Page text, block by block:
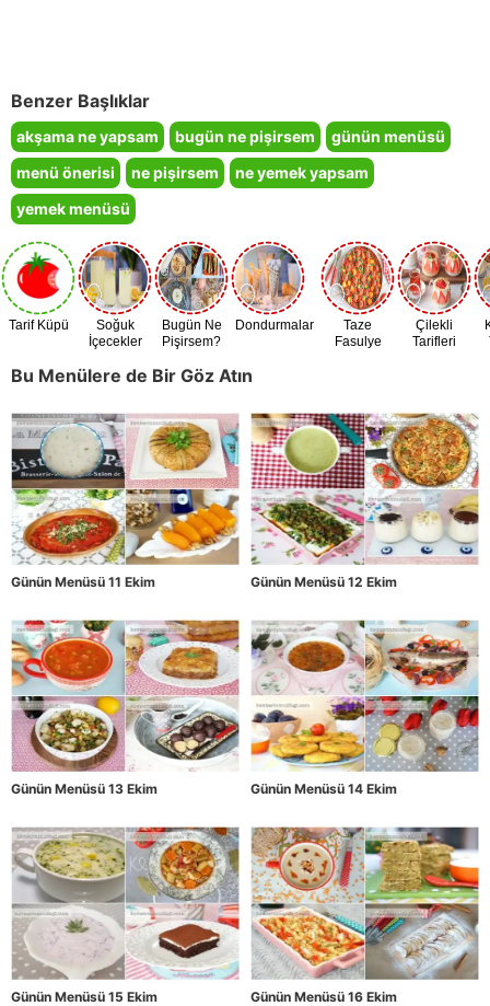
Benzer Başlıklar
akşama ne yapsam bugün ne pişirsem
günün menüsü
menü önerisi
ne pişirsem
ne yemek yapsam
yemek menüsü
Tarif Küpü
Soğuk
İçecekler
Bugün Ne
Pişirsem?
Dondurmalar
Taze
Fasulye
Çilekli
Tarifleri
Bu Menülere de Bir Göz Atın
Günün Menüsü 11 Ekim Günün Menüsü 12 Ekim
Günün Menüsü 13 Ekim Günün Menüsü 14 Ekim
Günün Menüsü 15 Ekim Günün Menüsü 16 Ekim